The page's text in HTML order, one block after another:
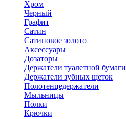
Хром
Черный
Графит
Сатин
Сатиновое золото
Аксессуары
Дозаторы
Держатели туалетной бумаги
Держатели зубных щеток
Полотенцедержатели
Мыльницы
Полки
Крючки